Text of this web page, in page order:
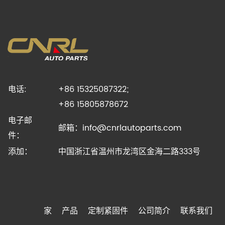
电话:
+86 15325087322;
+86 15805878672
电子邮
件：
邮箱： info@cnrlautoparts.com
添加：
中国浙江省温州市龙湾区金海二路333号
家 产品 定制紧固件 公司简介 联系我们